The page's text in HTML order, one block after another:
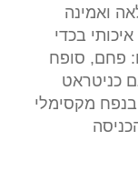
ואמינה
בכדי
פחם, סופח
כניטראט
בנפח מקסימלי
הכניסה